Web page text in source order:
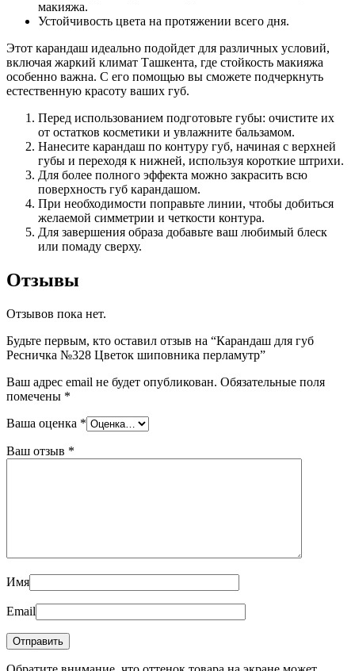
макияжа.
Устойчивость цвета на протяжении всего дня.
Этот карандаш идеально подойдет для различных условий,
включая жаркий климат Ташкента, где стойкость макияжа
особенно важна. С его помощью вы сможете подчеркнуть
естественную красоту ваших губ.
Перед использованием подготовьте губы: очистите их
от остатков косметики и увлажните бальзамом.
Нанесите карандаш по контуру губ, начиная с верхней
губы и переходя к нижней, используя короткие штрихи.
Для более полного эффекта можно закрасить всю
поверхность губ карандашом.
При необходимости поправьте линии, чтобы добиться
желаемой симметрии и четкости контура.
Для завершения образа добавьте ваш любимый блеск
или помаду сверху.
Отзывы
Отзывов пока нет.
Будьте первым, кто оставил отзыв на “Карандаш для губ
Ресничка №328 Цветок шиповника перламутр”
Ваш адрес email не будет опубликован. Обязательные поля
помечены *
Ваша оценка *
Ваш отзыв *
Имя
Email